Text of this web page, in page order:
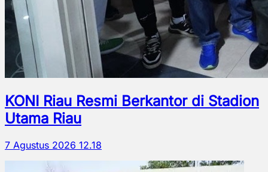
KONI Riau Resmi Berkantor di Stadion
Utama Riau
7 Agustus 2026 12.18